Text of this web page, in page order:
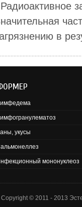
Радиоактивное
в
укусы
мононуклеоз
нации.
Copyright © 2011 - 2013